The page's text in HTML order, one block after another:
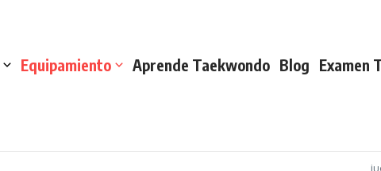
Equipamiento Aprende Taekwondo Blog Examen